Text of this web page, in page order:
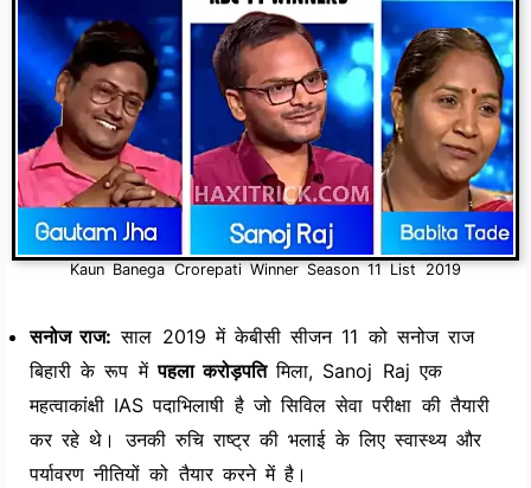
Kaun Banega Crorepati Winner Season 11 List 2019
सनोज राज: साल 2019 में केबीसी सीजन 11 को सनोज राज
बिहारी के रूप मेंपहला करोड़पतिमिला, Sanoj Raj एक
महत्वाकांक्षी IAS पदाभिलाषी है जो सिविल सेवा परीक्षा की तैयारी
कर रहे थे। उनकी रुचि राष्ट्र की भलाई के लिए स्वास्थ्य और
पर्यावरण नीतियों को तैयार करने में है।